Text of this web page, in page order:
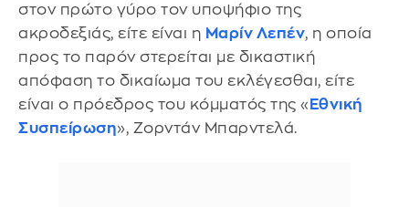
στον πρώτο γύρο τον υποψήφιο της
ακροδεξιάς, είτε είναι η Μαρίν Λεπέν, η οποία
προς το παρόν στερείται με δικαστική
απόφαση το δικαίωμα του εκλέγεσθαι, είτε
είναι ο πρόεδρος του κόμματός της « Εθνική
Συσπείρωση», Ζορντάν Μπαρντελά.